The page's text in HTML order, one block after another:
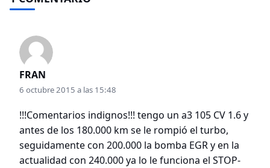
FRAN
6 octubre 2015 a las 15:48
!!!Comentarios indignos!!! tengo un a3 105 CV 1.6 y
antes de los 180.000 km se le rompió el turbo,
seguidamente con 200.000 la bomba EGR y en la
actualidad con 240.000 ya lo le funciona el STOP-